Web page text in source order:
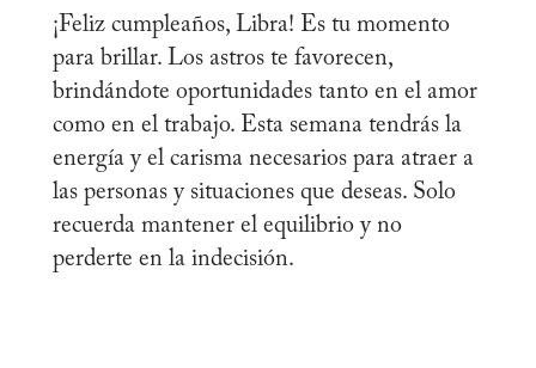
¡Feliz cumpleaños, Libra! Es tu momento
para brillar. Los astros te favorecen,
brindándote oportunidades tanto en el amor
como en el trabajo. Esta semana tendrás la
energía y el carisma necesarios para atraer a
las personas y situaciones que deseas. Solo
recuerda mantener el equilibrio y no
perderte en la indecisión.